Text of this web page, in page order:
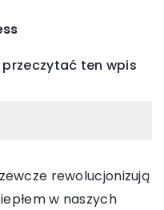
ten wpis
rewolucjonizują
w naszych